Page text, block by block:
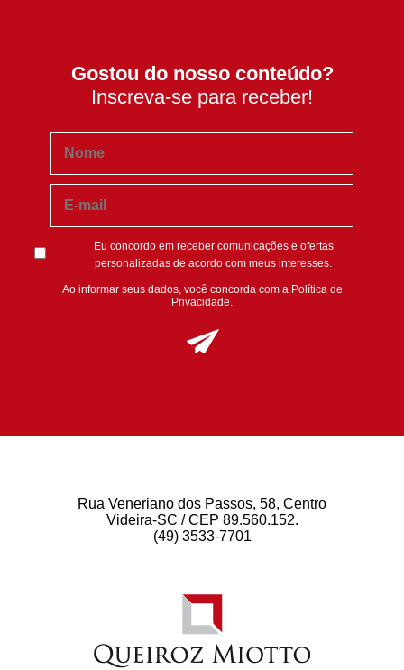
Gostou do nosso conteúdo?
Inscreva-se para receber!
Eu concordo em receber comunicações e ofertas
personalizadas de acordo com meus interesses.
Ao informar seus dados, você concorda com a Política de
Privacidade.
Rua Veneriano dos Passos, 58, Centro
Videira-SC / CEP 89.560.152.
(49) 3533-7701